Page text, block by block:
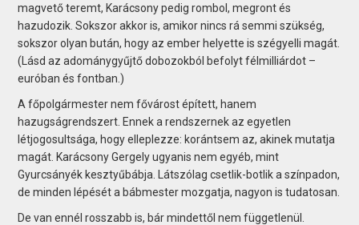
magvető teremt, Karácsony pedig rombol, megront és
hazudozik. Sokszor akkor is, amikor nincs rá semmi szükség,
sokszor olyan bután, hogy az ember helyette is szégyelli magát.
(Lásd az adománygyűjtő dobozokból befolyt félmilliárdot –
euróban és fontban.)
A főpolgármester nem fővárost épített, hanem
hazugságrendszert. Ennek a rendszernek az egyetlen
létjogosultsága, hogy elleplezze: korántsem az, akinek mutatja
magát. Karácsony Gergely ugyanis nem egyéb, mint
Gyurcsányék kesztyűbábja. Látszólag csetlik-botlik a színpadon,
de minden lépését a bábmester mozgatja, nagyon is tudatosan.
De van ennél rosszabb is, bár mindettől nem függetlenül.